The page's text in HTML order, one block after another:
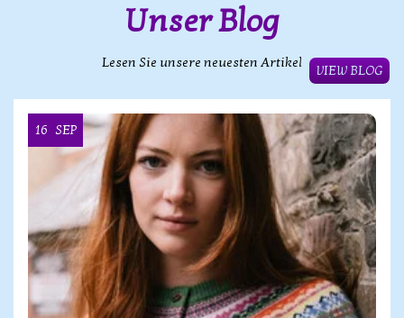
Unser Blog
Lesen Sie unsere neuesten Artikel
VIEW BLOG
16 SEP